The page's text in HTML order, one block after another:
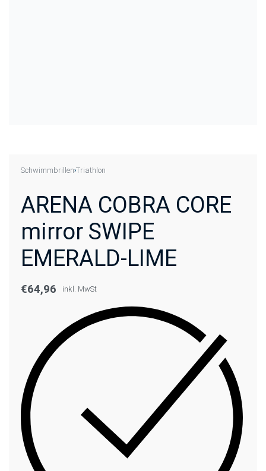
Schwimmbrillen›Triathlon
ARENA COBRA CORE
mirror SWIPE
EMERALD-LIME
€64,96 inkl. MwSt